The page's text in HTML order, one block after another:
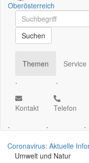
Oberösterreich
Schnellsuche
Schnellsuche
Suchen
Themen
.
Service
.
Kontakt
.
Telefon
.
.
Coronavirus: Aktuelle
Umwelt und Natur